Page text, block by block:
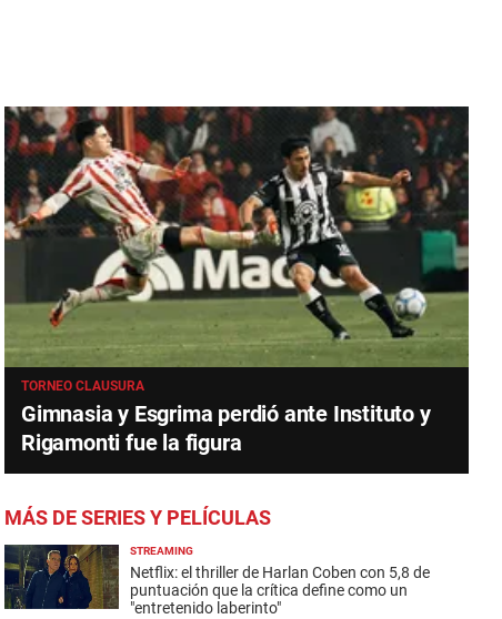
TORNEO CLAUSURA
Gimnasia y Esgrima perdió ante Instituto y
Rigamonti fue la figura
MÁS DE SERIES Y PELÍCULAS
STREAMING
Netflix: el thriller de Harlan Coben con 5,8 de
puntuación que la crítica define como un
"entretenido laberinto"